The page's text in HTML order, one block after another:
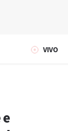
VIVO